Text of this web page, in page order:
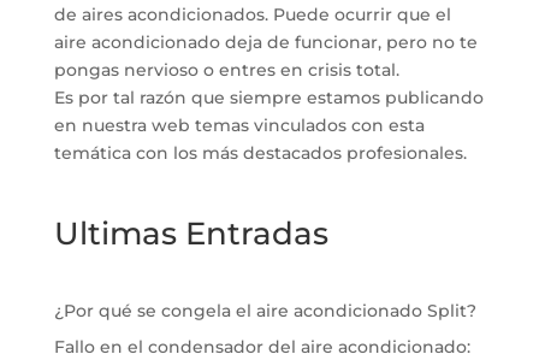
de aires acondicionados. Puede ocurrir que el
aire acondicionado deja de funcionar, pero no te
pongas nervioso o entres en crisis total.
Es por tal razón que siempre estamos publicando
en nuestra web temas vinculados con esta
temática con los más destacados profesionales.
Ultimas Entradas
¿Por qué se congela el aire acondicionado Split?
Fallo en el condensador del aire acondicionado: